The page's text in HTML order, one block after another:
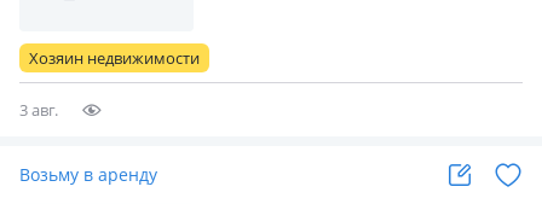
Хозяин недвижимости
3 авг.
Возьму в аренду